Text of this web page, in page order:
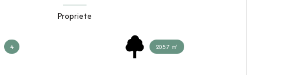
Propriete
4 2057 ㎡